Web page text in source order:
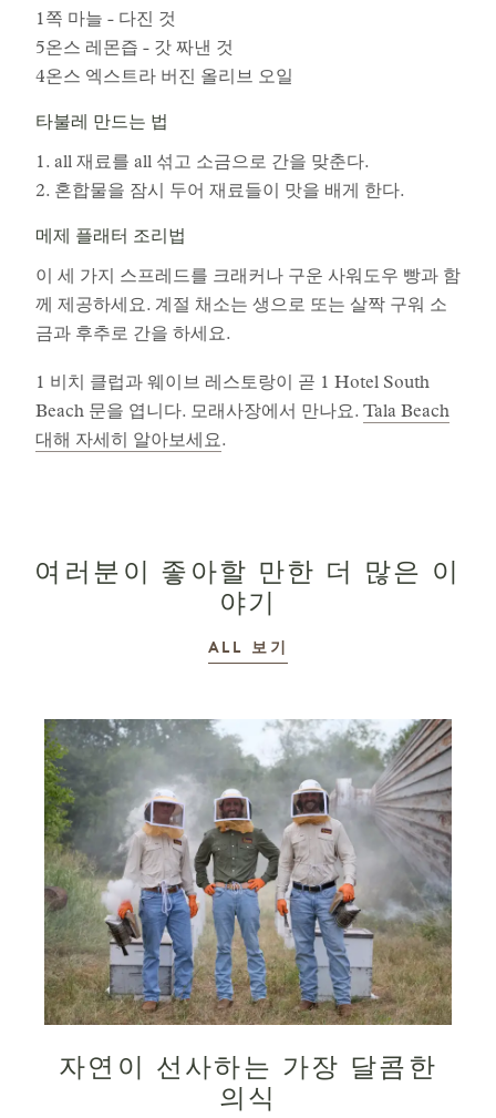
1쪽 마늘 - 다진 것
5온스 레몬즙 - 갓 짜낸 것
4온스 엑스트라 버진 올리브 오일
타불레 만드는 법
1. all 재료를 all 섞고 소금으로 간을 맞춘다.
2. 혼합물을 잠시 두어 재료들이 맛을 배게 한다.
메제 플래터 조리법
이 세 가지 스프레드를 크래커나 구운 사워도우 빵과 함
께 제공하세요. 계절 채소는 생으로 또는 살짝 구워 소
금과 후추로 간을 하세요.
1 비치 클럽과 웨이브 레스토랑이 곧 1 Hotel South
Beach 문을 엽니다. 모래사장에서 만나요. Tala Beach
대해 자세히 알아보세요.
여러분이 좋아할 만한 더 많은 이
야기
ALL 이야기
보기
자연이 선사하는 가장 달콤한
의식